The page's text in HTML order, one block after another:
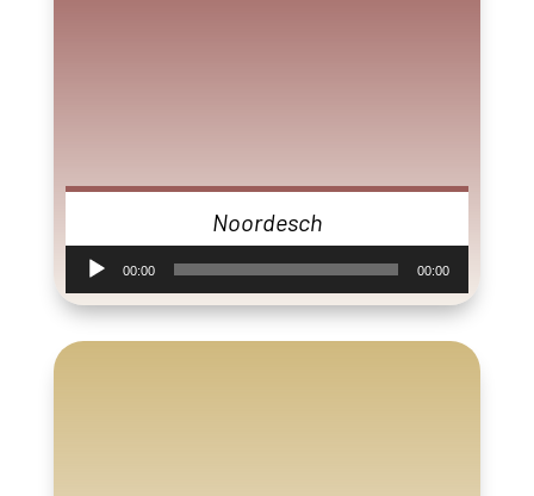
Noordesch
Audiospeler
00:00 00:00